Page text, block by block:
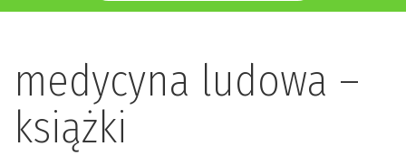
medycyna ludowa –
książki